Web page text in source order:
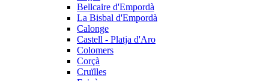
Bellcaire d'Empordà
La Bisbal d'Empordà
Calonge
Castell - Platja d'Aro
Colomers
Corçà
Cruïlles